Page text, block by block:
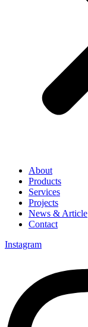
About
Products
Services
Projects
News & Article
Contact
Instagram